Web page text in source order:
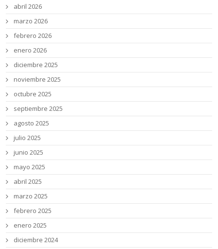
abril 2026
marzo 2026
febrero 2026
enero 2026
diciembre 2025
noviembre 2025
octubre 2025
septiembre 2025
agosto 2025
julio 2025
junio 2025
mayo 2025
abril 2025
marzo 2025
febrero 2025
enero 2025
diciembre 2024